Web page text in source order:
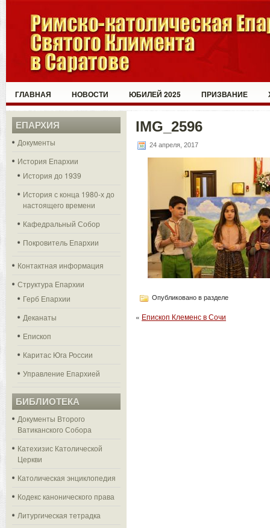
ГЛАВНАЯ НОВОСТИ ЮБИЛЕЙ 2025 ПРИЗВАНИЕ
ЕПАРХИЯ
Документы
История Епархии
История до 1939
История с конца 1980-х до
настоящего времени
Кафедральный Собор
Покровитель Епархии
Контактная информация
Структура Епархии
Герб Епархии
Деканаты
Епископ
Каритас Юга России
Управление Епархией
БИБЛИОТЕКА
Документы Второго
Ватиканского Собора
Катехизис Католической
Церкви
Католическая энциклопедия
Кодекс канонического права
Литургическая тетрадка
IMG_2596
24 апреля, 2017
Опубликовано в разделе
« Епископ Клеменс в Сочи